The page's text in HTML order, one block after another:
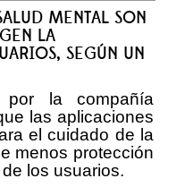
MENTAL SON
LA
SEGÚN UN
por la compañía
las aplicaciones
el cuidado de la
menos protección
los usuarios.